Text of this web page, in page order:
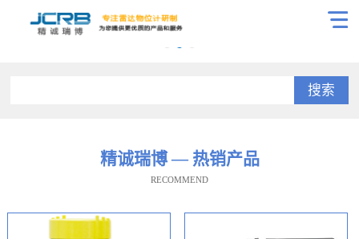
搜索
精诚瑞博 — 热销产品
RECOMMEND